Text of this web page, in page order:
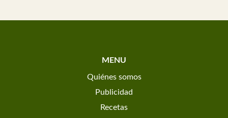
MENU
Quiénes somos
Publicidad
Recetas